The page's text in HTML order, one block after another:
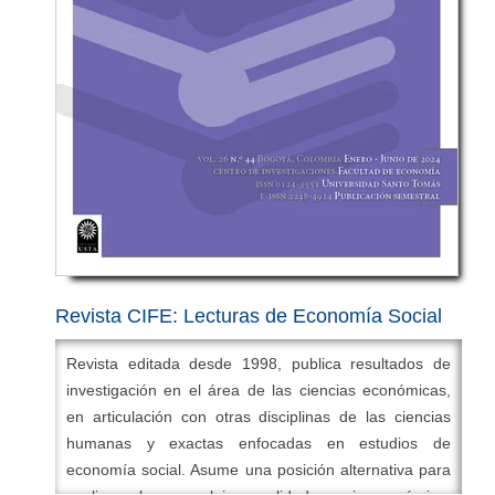
Doaj Latindex,Circ
Fuente
Académica Plus
Amelica Google Scholar
Ulrich's Periodical Directory
,EZB ,Sherpa/Romeo
DRJI
Actualidad Iberoamericana,
Academic Resource Index,Explora, Biblioteca de la
Revista CIFE: Lecturas de Economía Social
Revista editada desde 1998, publica resultados de
investigación en el área de las ciencias económicas,
en articulación con otras disciplinas de las ciencias
humanas y exactas enfocadas en estudios de
economía social. Asume una posición alternativa para